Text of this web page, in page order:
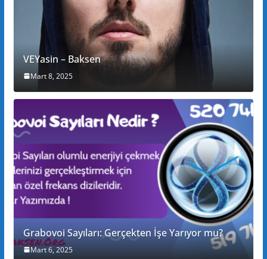
VEYasin – Baksen
Mart 8, 2025
Grabovoi Sayıları: Gerçekten İşe Yarıyor mu?
Mart 6, 2025